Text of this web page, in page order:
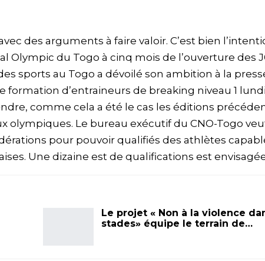
des arguments à faire valoir. C’est bien
Olympic du Togo à cinq mois de l’ouverture des
sports au Togo a dévoilé son ambition à la
d’entraineurs de breaking niveau 1 lundi
comme cela a été le cas les éditions
olympiques. Le bureau exécutif du CNO-Togo
pour pouvoir qualifiés des athlètes
Une dizaine est de qualifications est
Le projet « Non à la violence
stades» équipe le terrain de…